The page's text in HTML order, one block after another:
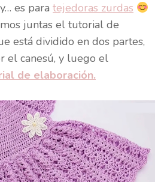
es para tejedoras zurdas
juntas el tutorial de
está dividido en dos partes,
el canesú, y luego el
de elaboración.